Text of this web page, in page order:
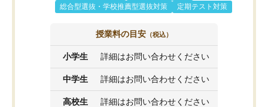
総合型選抜・学校推薦型選抜対策
定期テスト対策
授業料の目安 （税込）
小学生 詳細はお問い合わせください
中学生 詳細はお問い合わせください
高校生 詳細はお問い合わせください